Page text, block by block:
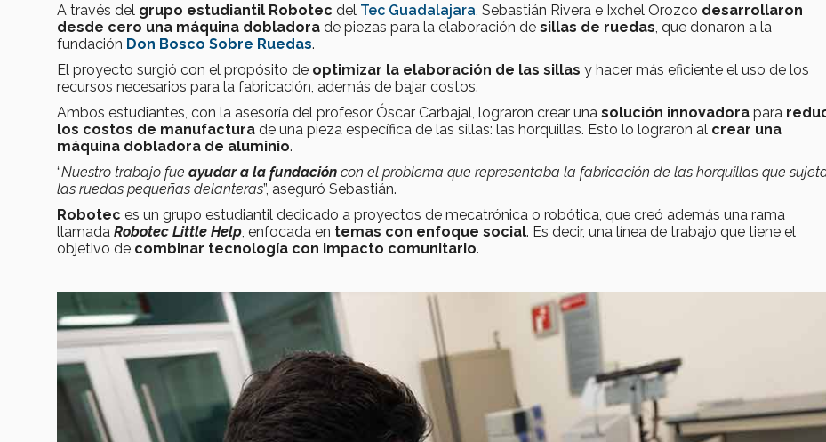
A través del grupo estudiantil Robotec del Tec Guadalajara Sebastián Rivera e Ixchel Orozco desarrollaron
desde cero una máquina dobladora de piezas para la elaboración de sillas de ruedas , que donaron a la
fundación Don Bosco Sobre Ruedas.
El proyecto surgió con el propósito de optimizar la elaboración de las sillas y hacer más eficiente el uso de los
recursos necesarios para la fabricación, además de bajar costos.
Ambos estudiantes, con la asesoría del profesor Óscar Carbajal, lograron crear una solución innovadora para
los costos de manufactura de una pieza específica de las sillas: las horquillas. Esto lo lograron al crear una
máquina dobladora de aluminio.
“Nuestro trabajo fue ayudar a la fundación con el problema que representaba la fabricación de las horquillas que
las ruedas pequeñas delanteras”, aseguró Sebastián.
Robotec es un grupo estudiantil dedicado a proyectos de mecatrónica o robótica, que creó además una rama
llamada Robotec Little Help , enfocada en temas con enfoque social. Es decir, una línea de trabajo que tiene el
objetivo de combinar tecnología con impacto comunitario.